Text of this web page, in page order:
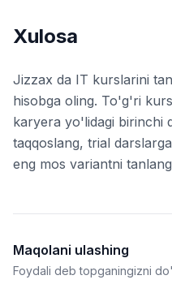
Xulosa
Jizzax da IT kurslarini
hisobga oling. To'g'ri
karyera yo'lidagi birinchi
taqqoslang, trial
eng mos variantni
Maqolani ulashing
Foydali deb topganingizni